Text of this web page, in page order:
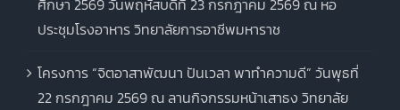
ศึกษา 2569 วันพฤหัสบดีที่ 23 กรกฎาคม 2569 ณ หอ
ประชุมโรงอาหาร วิทยาลัยการอาชีพมหาราช
โครงการ “จิตอาสาพัฒนา ปันเวลา พาทำความดี” วันพุธที่
22 กรกฎาคม 2569 ณ ลานกิจกรรมหน้าเสาธง วิทยาลัย